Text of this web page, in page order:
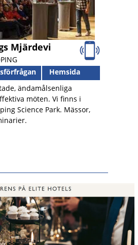
Mjärdevi
Hemsida
ändamålsenliga
möten. Vi finns i
Science Park. Mässor,